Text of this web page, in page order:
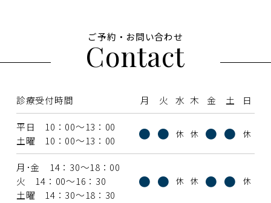
ご予約・お問い合わせ
Contact
診療受付時間 月 火 水 木 金 土 日
平日 10：00〜13：00
土曜 10：00〜13：00
● ● 休 休 ● ● 休
月･金 14：30〜18：00
火 14：00〜16：30
土曜 14：30〜18：30
● ● 休 休 ● ● 休